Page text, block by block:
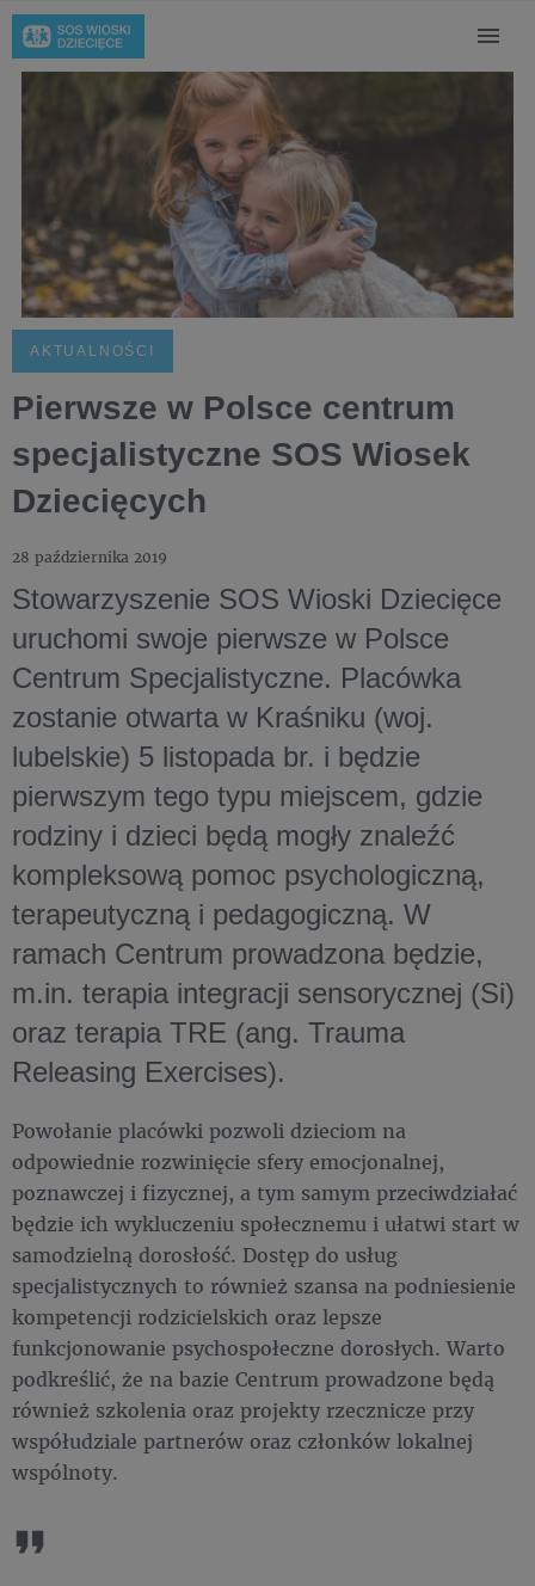
AKTUALNOŚCI
Pierwsze w Polsce centrum
specjalistyczne SOS Wiosek
Dziecięcych
28 października 2019
Stowarzyszenie SOS Wioski Dziecięce
uruchomi swoje pierwsze w Polsce
Centrum Specjalistyczne. Placówka
zostanie otwarta w Kraśniku (woj.
lubelskie) 5 listopada br. i będzie
pierwszym tego typu miejscem, gdzie
rodziny i dzieci będą mogły znaleźć
kompleksową pomoc psychologiczną,
terapeutyczną i pedagogiczną. W
ramach Centrum prowadzona będzie,
m.in. terapia integracji sensorycznej (Si)
oraz terapia TRE (ang. Trauma
Releasing Exercises).
Powołanie placówki pozwoli dzieciom na
odpowiednie rozwinięcie sfery emocjonalnej,
poznawczej i fizycznej, a tym samym przeciwdziałać
będzie ich wykluczeniu społecznemu i ułatwi start w
samodzielną dorosłość. Dostęp do usług
specjalistycznych to również szansa na podniesienie
kompetencji rodzicielskich oraz lepsze
funkcjonowanie psychospołeczne dorosłych. Warto
podkreślić, że na bazie Centrum prowadzone będą
również szkolenia oraz projekty rzecznicze przy
współudziale partnerów oraz członków lokalnej
wspólnoty.